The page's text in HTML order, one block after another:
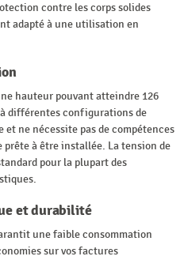
contre les corps solides
adapté à une utilisation en
hauteur pouvant atteindre 126
différentes configurations de
et ne nécessite pas de compétences
à être installée. La tension de
pour la plupart des
et durabilité
une faible consommation
sur vos factures